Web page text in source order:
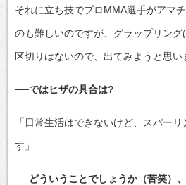
それに立ち技でプロMMA選手がアマ
のも難しいのですが、グラップリング
区切りはないので、出てみようと思い
──ではヒザの具合は?
「日常生活はできないけど、スパー
す」
──どういうことでしょうか（苦笑）